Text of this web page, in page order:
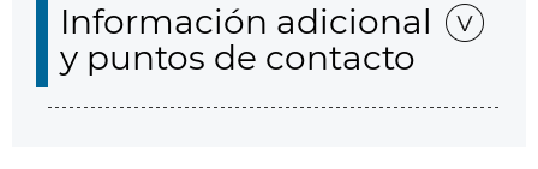
Información adicional
y puntos de contacto